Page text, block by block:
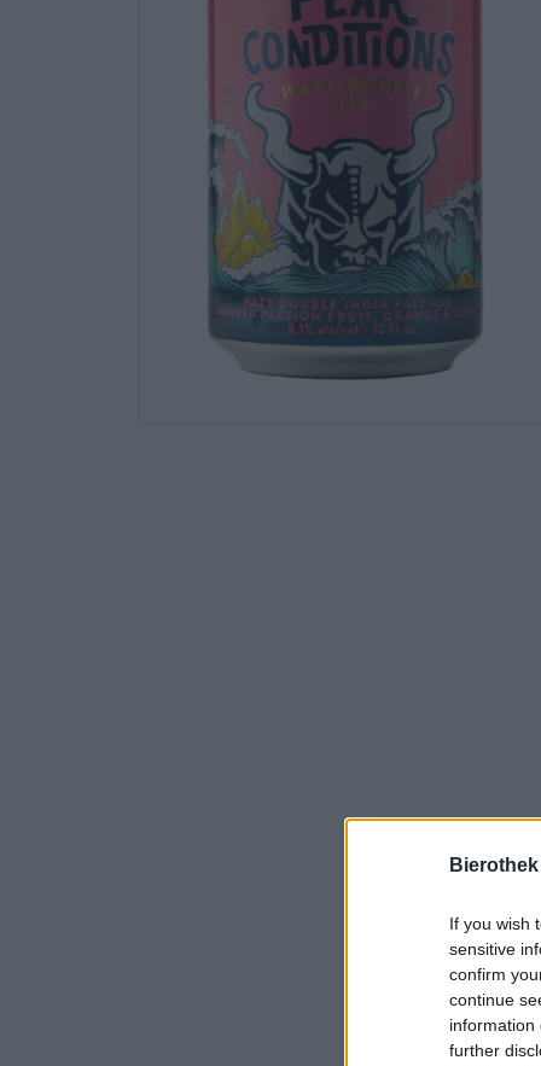
Bierothek
If you wish
sensitive
confirm
continue
information
further